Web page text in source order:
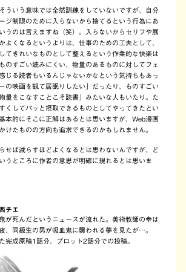
いう意味では全然訓練をしていないですが、自分
ジ制限のために入らないから捨てるという行為にあ
うのは言えますね（笑）。入らないからセリフや展
よくなるというよりは、仕事のための工夫として、
てきれいなものとして整えるという作業的な快楽は
のすごい読みにくい、物量のあるものに対してフェ
じる読者もいるんじゃないかなという気持ちもあっ
の映画を観て居眠りしたい」だったり、ものすごい
量をこなすことこそ読書」みたいな人もいたり。た
くしてパッと摂取できるものとしてやってきたとい
本的にそこに正解はあるとは思いますが、Web漫画
けたものの方向も追求できるのかもしれません。
ば減らすほどよくなるとは思わないんですが、ど
うところに作者の意思が明確に現れるとは思いま
チエ
が死んだというニュースが流れた。美術教師の幸は
、同級生の男が吸血鬼に襲われる夢を見たが…。
完成原稿1話分、プロット2話分での投稿。